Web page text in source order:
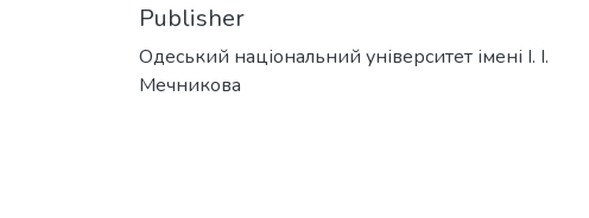
Publisher
Одеський національний університет імені І. І.
Мечникова